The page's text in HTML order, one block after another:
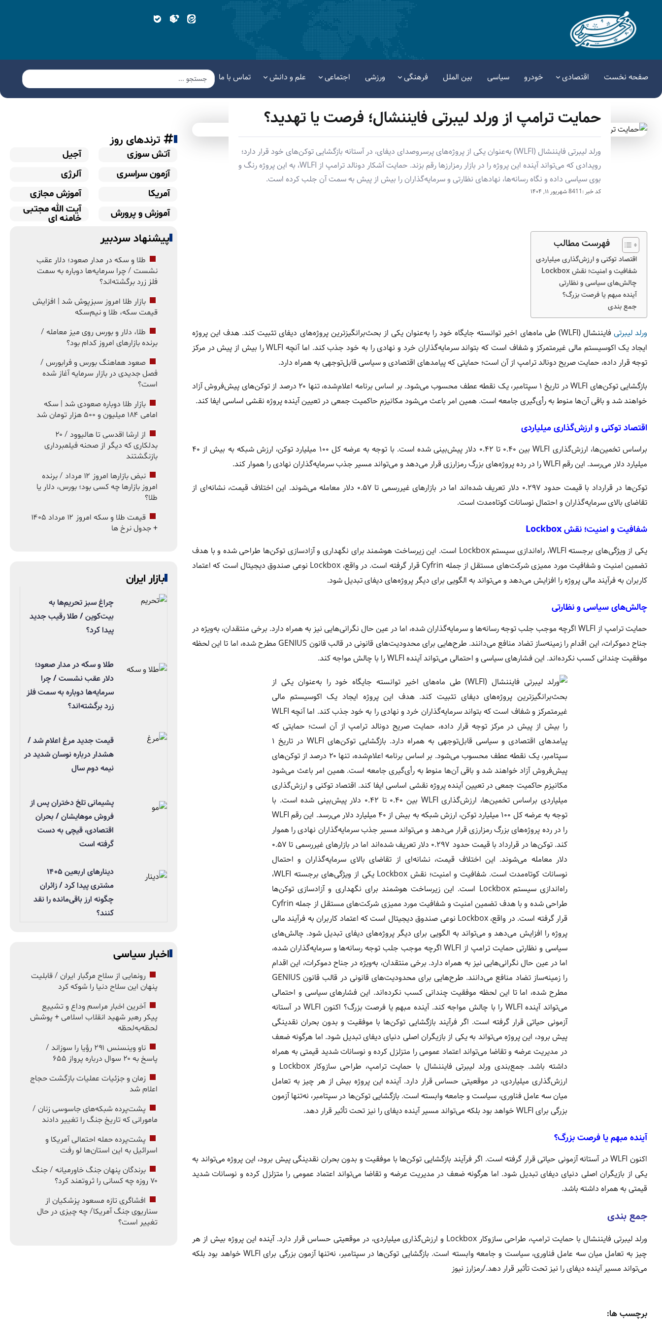
صفحه نخست اقتصادی خودرو سیاسی بین الملل فرهنگی ورزشی اجتماعی علم و دانش تماس با ما
حمایت ترامپ از ورلد لیبرتی فایننشال؛ فرصت یا تهدید؟
ورلد لیبرتی فایننشال (WLFI) به‌عنوان یکی از پروژه‌های پرسر‌و‌صدای دیفای، در آستانه بازگشایی توکن‌های خود قرار دارد؛
رویدادی که می‌تواند آینده این پروژه را در بازار رمزارزها رقم بزند. حمایت آشکار دونالد ترامپ از WLFI، به این پروژه رنگ و
بوی سیاسی داده و نگاه رسانه‌ها، نهادهای نظارتی و سرمایه‌گذاران را بیش از پیش به سمت آن جلب کرده است.
کد خبر :8411 شهریور ۱۱, ۱۴۰۴
فهرست مطالب
اقتصاد توکنی و ارزش‌گذاری میلیاردی
شفافیت و امنیت؛ نقش Lockbox
چالش‌های سیاسی و نظارتی
آینده مبهم یا فرصت بزرگ؟
جمع‌ بندی
ورلد لیبرتی
فایننشال (WLFI) طی ماه‌های اخیر توانسته جایگاه خود را به‌عنوان یکی از بحث‌برانگیزترین پروژه‌های دیفای تثبیت کند. هدف این پروژه
ایجاد یک اکوسیستم مالی غیرمتمرکز و شفاف است که بتواند سرمایه‌گذاران خرد و نهادی را به خود جذب کند. اما آنچه WLFI را بیش از پیش در مرکز
توجه قرار داده، حمایت صریح دونالد ترامپ از آن است؛ حمایتی که پیامدهای اقتصادی و سیاسی قابل‌توجهی به همراه دارد.
بازگشایی توکن‌های WLFI در تاریخ ۱ سپتامبر، یک نقطه عطف محسوب می‌شود. بر اساس برنامه اعلام‌شده، تنها ۲۰ درصد از توکن‌های پیش‌فروش آزاد
خواهند شد و باقی آن‌ها منوط به رأی‌گیری جامعه است. همین امر باعث می‌شود مکانیزم حاکمیت جمعی در تعیین آینده پروژه نقشی اساسی ایفا کند.
اقتصاد توکنی و ارزش‌گذاری میلیاردی
براساس تخمین‌ها، ارزش‌گذاری WLFI بین ۰.۴۰ تا ۰.۴۲ دلار پیش‌بینی شده است. با توجه به عرضه کل ۱۰۰ میلیارد توکن، ارزش شبکه به بیش از ۴۰
میلیارد دلار می‌رسد. این رقم WLFI را در رده پروژه‌های بزرگ رمزارزی قرار می‌دهد و می‌تواند مسیر جذب سرمایه‌گذاران نهادی را هموار کند.
توکن‌ها در قرارداد با قیمت حدود ۰.۲۹۷ دلار تعریف شده‌اند اما در بازارهای غیررسمی تا ۰.۵۷ دلار معامله می‌شوند. این اختلاف قیمت، نشانه‌ای از
تقاضای بالای سرمایه‌گذاران و احتمال نوسانات کوتاه‌مدت است.
شفافیت و امنیت؛ نقش Lockbox
یکی از ویژگی‌های برجسته WLFI، راه‌اندازی سیستم Lockbox است. این زیرساخت هوشمند برای نگهداری و آزادسازی توکن‌ها طراحی شده و با هدف
تضمین امنیت و شفافیت مورد ممیزی شرکت‌های مستقل از جمله Cyfrin قرار گرفته است. در واقع، Lockbox نوعی صندوق دیجیتال است که اعتماد
کاربران به فرآیند مالی پروژه را افزایش می‌دهد و می‌تواند به الگویی برای دیگر پروژه‌های دیفای تبدیل شود.
چالش‌های سیاسی و نظارتی
حمایت ترامپ از WLFI اگرچه موجب جلب توجه رسانه‌ها و سرمایه‌گذاران شده، اما در عین حال نگرانی‌هایی نیز به همراه دارد. برخی منتقدان، به‌ویژه در
جناح دموکرات، این اقدام را زمینه‌ساز تضاد منافع می‌دانند. طرح‌هایی برای محدودیت‌های قانونی در قالب قانون GENIUS مطرح شده، اما تا این لحظه
موفقیت چندانی کسب نکرده‌اند. این فشارهای سیاسی و احتمالی می‌تواند آینده WLFI را با چالش مواجه کند.
آینده مبهم یا فرصت بزرگ؟
اکنون WLFI در آستانه آزمونی حیاتی قرار گرفته است. اگر فرآیند بازگشایی توکن‌ها با موفقیت و بدون بحران نقدینگی پیش برود، این پروژه می‌تواند به
یکی از بازیگران اصلی دنیای دیفای تبدیل شود. اما هرگونه ضعف در مدیریت عرضه و تقاضا می‌تواند اعتماد عمومی را متزلزل کرده و نوسانات شدید
قیمتی به همراه داشته باشد.
جمع‌ بندی
ورلد لیبرتی فایننشال با حمایت ترامپ، طراحی سازوکار Lockbox و ارزش‌گذاری میلیاردی، در موقعیتی حساس قرار دارد. آینده این پروژه بیش از هر
چیز به تعامل میان سه عامل فناوری، سیاست و جامعه وابسته است. بازگشایی توکن‌ها در سپتامبر، نه‌تنها آزمون بزرگی برای WLFI خواهد بود بلکه
می‌تواند مسیر آینده دیفای را نیز تحت تأثیر قرار دهد./رمزارز نیوز
برچسب ها:
ترندهای روز
آتش سوزی
آجیل
آزمون سراسری
آلرژی
آمریکا
آموزش مجازی
آموزش و پرورش
آیت الله مجتبی
خامنه ای
پیشنهاد سردبیر
طلا و سکه در مدار صعود؛ دلار عقب
نشست / چرا سرمایه‌ها دوباره به سمت
فلز زرد برگشته‌اند؟
بازار طلا امروز سبزپوش شد | افزایش
قیمت سکه، طلا و نیم‌سکه
طلا، دلار و بورس روی میز معامله /
برنده بازارهای امروز کدام بود؟
صعود هماهنگ بورس و فرابورس /
فصل جدیدی در بازار سرمایه آغاز شده
است؟
بازار طلا دوباره صعودی شد | سکه
امامی ۱۸۴ میلیون و ۵۰۰ هزار تومان شد
از ارشا اقدسی تا هالیوود / ۲۰
بدلکاری که دیگر از صحنه فیلمبرداری
بازنگشتند
نبض بازارها امروز ۱۲ مرداد / برنده
امروز بازارها چه کسی بود؛ بورس، دلار یا
طلا؟
قیمت طلا و سکه امروز ۱۲ مرداد ۱۴۰۵
+ جدول نرخ ها
بازار ایران
چراغ سبز تحریم‌ها به
بیت‌کوین / طلا رقیب جدید
پیدا کرد؟
طلا و سکه در مدار صعود؛
دلار عقب نشست / چرا
سرمایه‌ها دوباره به سمت فلز
زرد برگشته‌اند؟
قیمت جدید مرغ اعلام شد /
هشدار درباره نوسان شدید در
نیمه دوم سال
پشیمانی تلخ دختران پس از
فروش موهایشان / بحران
اقتصادی، قیچی به دست
گرفته است
دینارهای اربعین ۱۴۰۵
مشتری پیدا کرد / زائران
چگونه ارز باقی‌مانده را نقد
کنند؟
اخبار سیاسی
رونمایی از سلاح مرگبار ایران / قابلیت
پنهان این سلاح دنیا را شوکه کرد
آخرین اخبار مراسم وداع و تشییع
پیکر رهبر شهید انقلاب اسلامی + پوشش
لحظه‌به‌لحظه
ناو وینسنس ۲۹۱ رؤیا را سوزاند /
پاسخ به ۲۰ سوال درباره پرواز ۶۵۵
زمان و جزئیات عملیات بازگشت حجاج
اعلام شد
پشت‌پرده شبکه‌های جاسوسی زنان /
مامورانی که تاریخ جنگ را تغییر دادند
پشت‌پرده حمله احتمالی آمریکا و
اسرائیل به این استان‌ها لو رفت
برندگان پنهان جنگ خاورمیانه / جنگ
۷۰ روزه چه کسانی را ثروتمند کرد؟
افشاگری تازه مسعود پزشکیان از
سناریوی جنگ آمریکا/ چه چیزی در حال
تغییر است؟